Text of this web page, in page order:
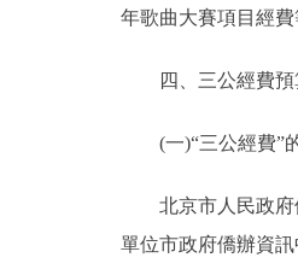
年歌曲大賽項目經費
四、三公經費預
(一)“三公經費”
北京市人民政府僑
單位市政府僑辦資訊